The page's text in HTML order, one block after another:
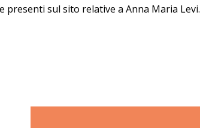
sul sito relative a Anna Maria Levi.